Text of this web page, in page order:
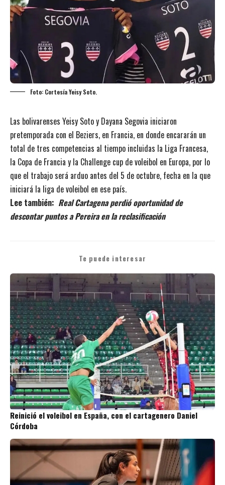
Foto: Cortesía Yeisy Soto.
Las bolivarenses Yeisy Soto y Dayana Segovia iniciaron
pretemporada con el Beziers, en Francia, en donde encararán un
total de tres competencias al tiempo incluidas la Liga Francesa,
la Copa de Francia y la Challenge cup de voleibol en Europa, por lo
que el trabajo será arduo antes del 5 de octubre, fecha en la que
iniciará la liga de voleibol en ese país.
Lee también: Real Cartagena perdió oportunidad de
descontar puntos a Pereira en la reclasificación
Te puede interesar
Reinició el voleibol en España, con el cartagenero Daniel
Córdoba